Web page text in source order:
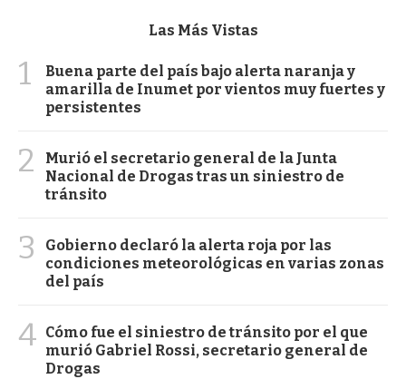
Las Más Vistas
1
Buena parte del país bajo alerta naranja y
amarilla de Inumet por vientos muy fuertes y
persistentes
2
Murió el secretario general de la Junta
Nacional de Drogas tras un siniestro de
tránsito
3
Gobierno declaró la alerta roja por las
condiciones meteorológicas en varias zonas
del país
4 Cómo fue el siniestro de tránsito por el que
murió Gabriel Rossi, secretario general de
Drogas